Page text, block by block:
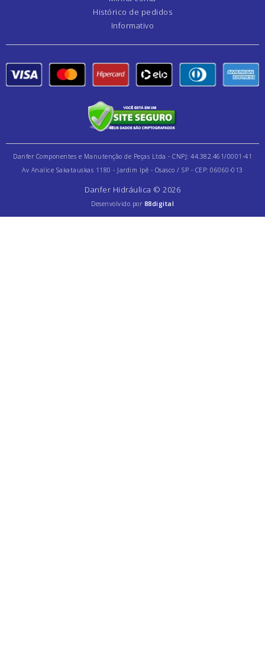
Histórico de pedidos
Informativo
Danfer Componentes e Manutenção de Peças Ltda - CNPJ: 44.382.461/0001-41
Av Analice Sakatauskas 1180 - Jardim Ipê - Osasco / SP - CEP: 06060-013
Danfer Hidráulica © 2026
Desenvolvido por 88digital